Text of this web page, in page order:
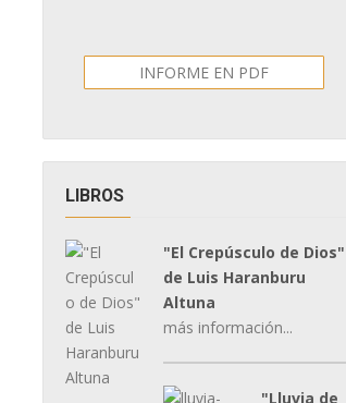
INFORME EN PDF
LIBROS
"El Crepúsculo de Dios"
de Luis Haranburu
Altuna
más información...
"Lluvia de